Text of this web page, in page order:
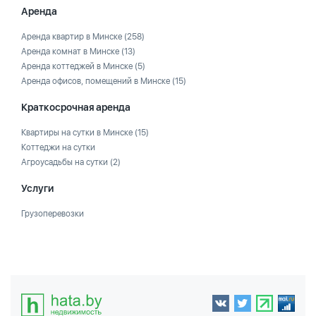
Аренда
Аренда квартир в Минске (258)
Аренда комнат в Минске (13)
Аренда коттеджей в Минске (5)
Аренда офисов, помещений в Минске (15)
Краткосрочная аренда
Квартиры на сутки в Минске (15)
Коттеджи на сутки
Агроусадьбы на сутки (2)
Услуги
Грузоперевозки